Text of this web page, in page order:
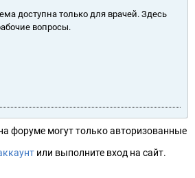
доступна только для врачей. Здесь
вопросы.
форуме могут только авторизованные
или выполните вход на сайт.